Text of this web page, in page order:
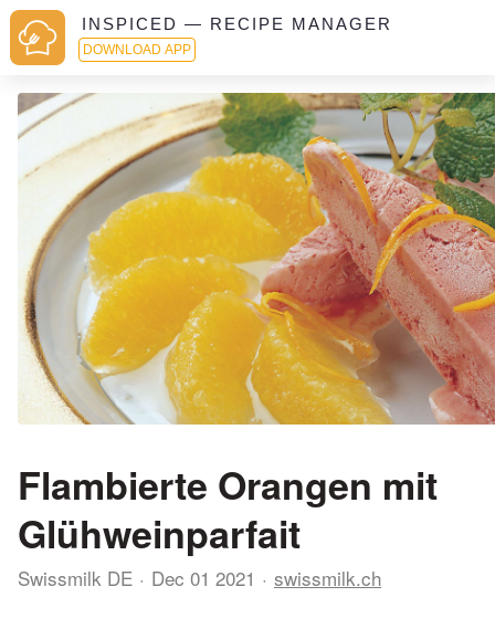
INSPICED — RECIPE MANAGER
DOWNLOAD APP
Flambierte Orangen mit
Glühweinparfait
Swissmilk DE Dec 01 2021 swissmilk.ch